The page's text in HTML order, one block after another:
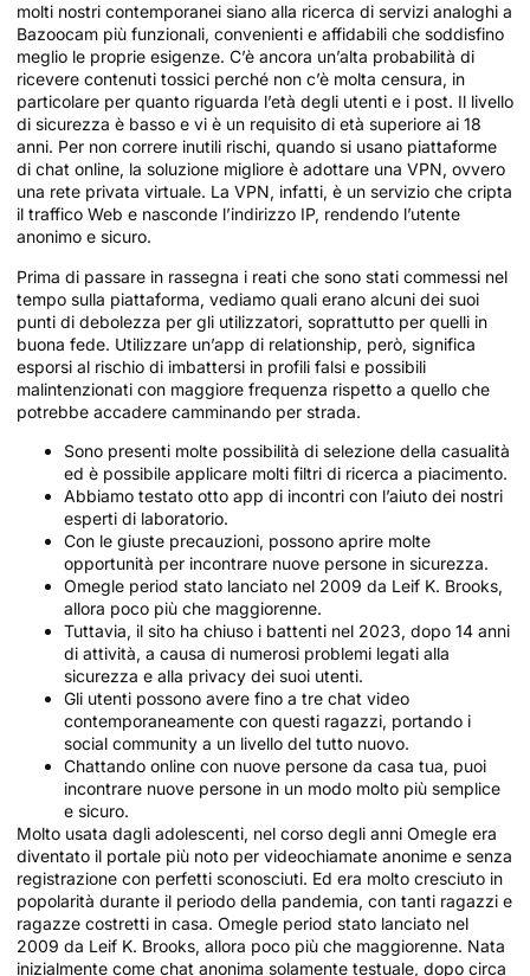
molti nostri contemporanei siano alla ricerca di servizi analoghi a
Bazoocam più funzionali, convenienti e affidabili che soddisfino
meglio le proprie esigenze. C’è ancora un’alta probabilità di
ricevere contenuti tossici perché non c’è molta censura, in
particolare per quanto riguarda l’età degli utenti e i post. Il livello
di sicurezza è basso e vi è un requisito di età superiore ai 18
anni. Per non correre inutili rischi, quando si usano piattaforme
di chat online, la soluzione migliore è adottare una VPN, ovvero
una rete privata virtuale. La VPN, infatti, è un servizio che cripta
il traffico Web e nasconde l’indirizzo IP, rendendo l’utente
anonimo e sicuro.
Prima di passare in rassegna i reati che sono stati commessi nel
tempo sulla piattaforma, vediamo quali erano alcuni dei suoi
punti di debolezza per gli utilizzatori, soprattutto per quelli in
buona fede. Utilizzare un’app di relationship, però, significa
esporsi al rischio di imbattersi in profili falsi e possibili
malintenzionati con maggiore frequenza rispetto a quello che
potrebbe accadere camminando per strada.
Sono presenti molte possibilità di selezione della casualità
ed è possibile applicare molti filtri di ricerca a piacimento.
Abbiamo testato otto app di incontri con l’aiuto dei nostri
esperti di laboratorio.
Con le giuste precauzioni, possono aprire molte
opportunità per incontrare nuove persone in sicurezza.
Omegle period stato lanciato nel 2009 da Leif K. Brooks,
allora poco più che maggiorenne.
Tuttavia, il sito ha chiuso i battenti nel 2023, dopo 14 anni
di attività, a causa di numerosi problemi legati alla
sicurezza e alla privacy dei suoi utenti.
Gli utenti possono avere fino a tre chat video
contemporaneamente con questi ragazzi, portando i
social community a un livello del tutto nuovo.
Chattando online con nuove persone da casa tua, puoi
incontrare nuove persone in un modo molto più semplice
e sicuro.
Molto usata dagli adolescenti, nel corso degli anni Omegle era
diventato il portale più noto per videochiamate anonime e senza
registrazione con perfetti sconosciuti. Ed era molto cresciuto in
popolarità durante il periodo della pandemia, con tanti ragazzi e
ragazze costretti in casa. Omegle period stato lanciato nel
2009 da Leif K. Brooks, allora poco più che maggiorenne. Nata
inizialmente come chat anonima solamente testuale, dopo circa